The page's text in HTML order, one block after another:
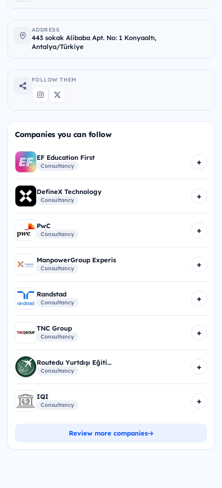
ADDRESS
443 sokak Alibaba Apt. No: 1 Konyaaltı,
Antalya/Türkiye
FOLLOW THEM
Companies you can follow
EF Education First
Consultancy +
DefineX Technology
Consultancy +
PwC
Consultancy +
ManpowerGroup Experis
Consultancy +
Randstad
Consultancy +
TNC Group
Consultancy +
Routedu Yurtdışı Eğiti...
Consultancy +
IQI
Consultancy +
Review more companies